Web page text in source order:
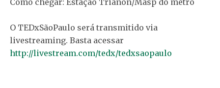
Como chegar: Estação Trianon/Masp do metrô
O TEDxSãoPaulo será transmitido via
livestreaming. Basta acessar
http://livestream.com/tedx/tedxsaopaulo